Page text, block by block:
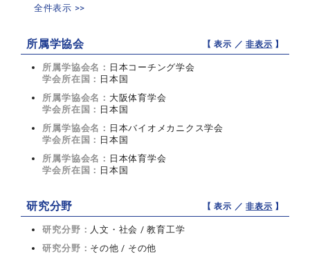
全件表示 >>
所属学協会 【 表示 ／非表示 】
所属学協会名： 日本コーチング学会
学会所在国： 日本国
所属学協会名： 大阪体育学会
学会所在国： 日本国
所属学協会名： 日本バイオメカニクス学会
学会所在国： 日本国
所属学協会名： 日本体育学会
学会所在国： 日本国
研究分野 【 表示 ／非表示 】
研究分野： 人文・社会 / 教育工学
研究分野： その他 / その他